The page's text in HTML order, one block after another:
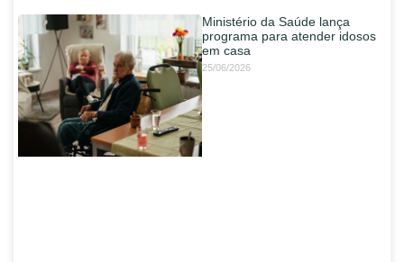
Ministério da Saúde lança
programa para atender idosos
em casa
25/06/2026